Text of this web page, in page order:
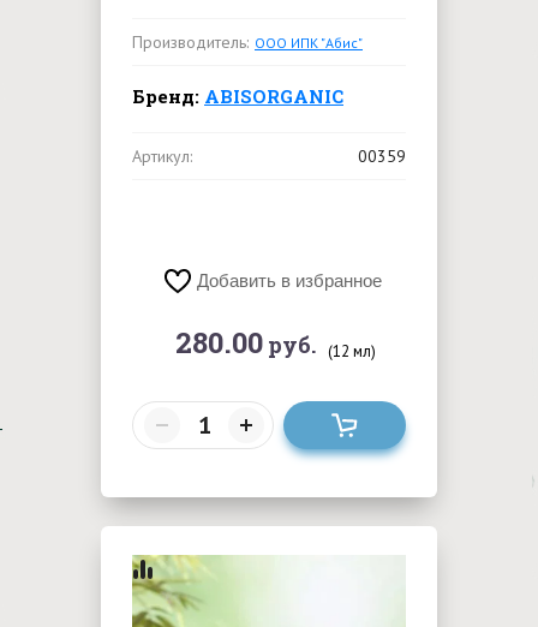
Производитель: ООО ИПК "Абис"
Бренд: ABISORGANIC
Артикул: 00359
Добавить в избранное
280.00руб. (12 мл)